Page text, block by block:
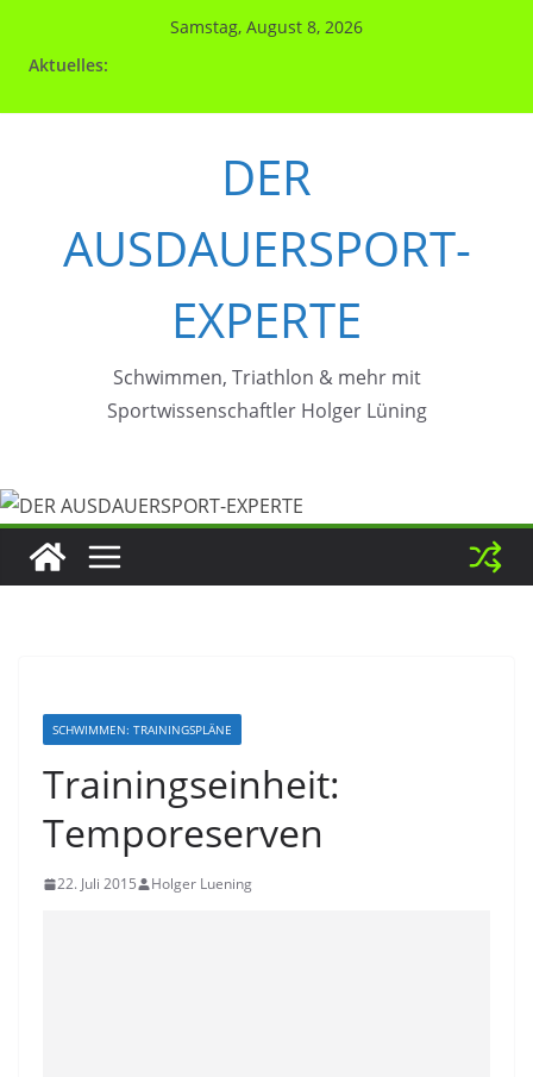
Samstag, August 8, 2026
Aktuelles:
DER
AUSDAUERSPORT-
EXPERTE
Schwimmen, Triathlon & mehr mit
Sportwissenschaftler Holger Lüning
SCHWIMMEN: TRAININGSPLÄNE
Trainingseinheit:
Temporeserven
22. Juli 2015 Holger Luening